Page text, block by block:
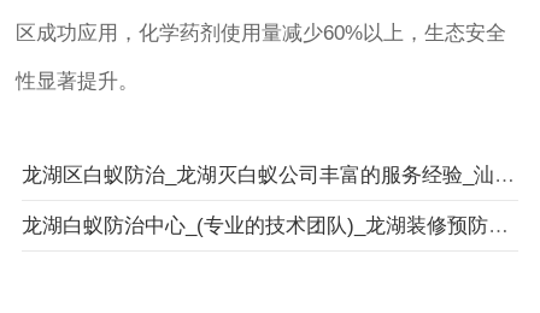
区成功应用，化学药剂使用量减少60%以上，生态安全
性显著提升。
龙湖区白蚁防治_龙湖灭白蚁公司丰富的服务经验_汕头市卫城白蚁防治有限公司
龙湖白蚁防治中心_(专业的技术团队)_龙湖装修预防白蚁工程